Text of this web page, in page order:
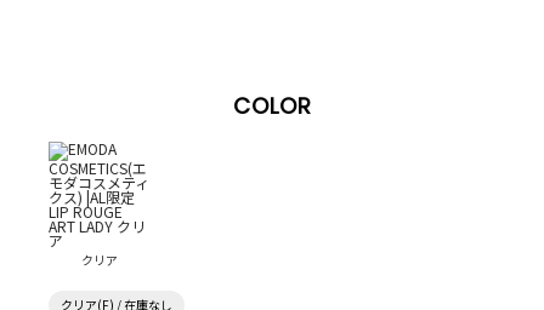
COLOR
クリア
クリア(F) / 在庫なし